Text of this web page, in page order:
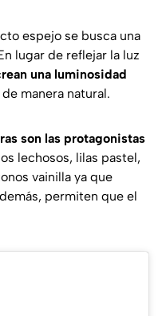
espejo se busca una
lugar de reflejar la luz
una luminosidad
manera natural.
son las protagonistas
lechosos, lilas pastel,
vainilla ya que
permiten que el